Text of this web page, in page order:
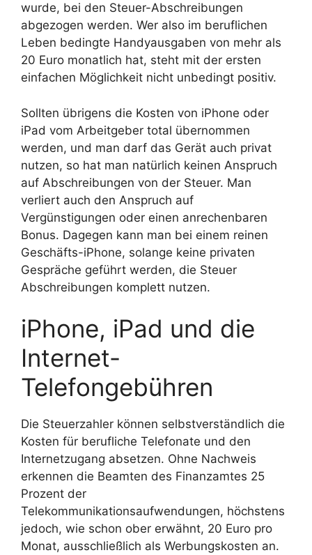
wurde, bei den Steuer-Abschreibungen
abgezogen werden. Wer also im beruflichen
Leben bedingte Handyausgaben von mehr als
20 Euro monatlich hat, steht mit der ersten
einfachen Möglichkeit nicht unbedingt positiv.
Sollten übrigens die Kosten von iPhone oder
iPad vom Arbeitgeber total übernommen
werden, und man darf das Gerät auch privat
nutzen, so hat man natürlich keinen Anspruch
auf Abschreibungen von der Steuer. Man
verliert auch den Anspruch auf
Vergünstigungen oder einen anrechenbaren
Bonus. Dagegen kann man bei einem reinen
Geschäfts-iPhone, solange keine privaten
Gespräche geführt werden, die Steuer
Abschreibungen komplett nutzen.
iPhone, iPad und die
Internet-
Telefongebühren
Die Steuerzahler können selbstverständlich die
Kosten für berufliche Telefonate und den
Internetzugang absetzen. Ohne Nachweis
erkennen die Beamten des Finanzamtes 25
Prozent der
Telekommunikationsaufwendungen, höchstens
jedoch, wie schon ober erwähnt, 20 Euro pro
Monat, ausschließlich als Werbungskosten an.